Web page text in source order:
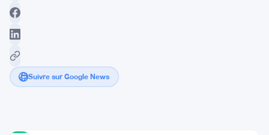
Suivre sur Google News